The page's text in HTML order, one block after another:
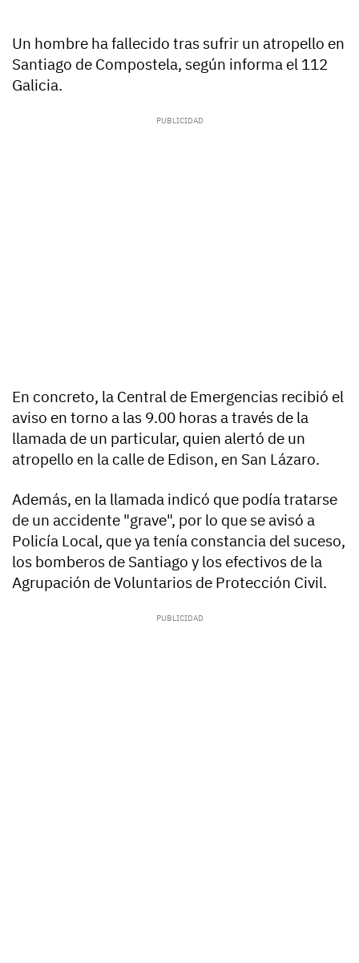
Un hombre ha fallecido tras sufrir un atropello en
Santiago de Compostela, según informa el 112
Galicia.
En concreto, la Central de Emergencias recibió el
aviso en torno a las 9.00 horas a través de la
llamada de un particular, quien alertó de un
atropello en la calle de Edison, en San Lázaro.
Además, en la llamada indicó que podía tratarse
de un accidente "grave", por lo que se avisó a
Policía Local, que ya tenía constancia del suceso,
los bomberos de Santiago y los efectivos de la
Agrupación de Voluntarios de Protección Civil.